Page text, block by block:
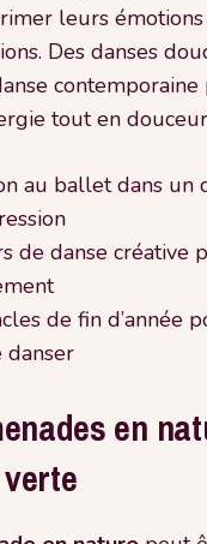
leurs
Des danses
tout en
au ballet dans un
de danse créative
de fin d’année
danser
en